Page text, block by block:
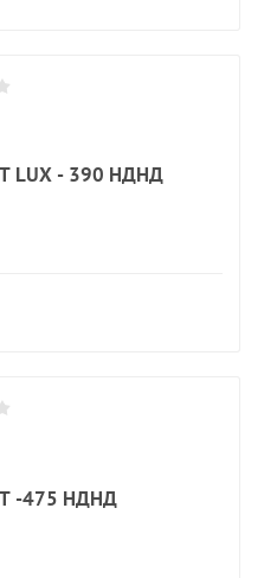
LUX - 390 НДНД
-475 НДНД